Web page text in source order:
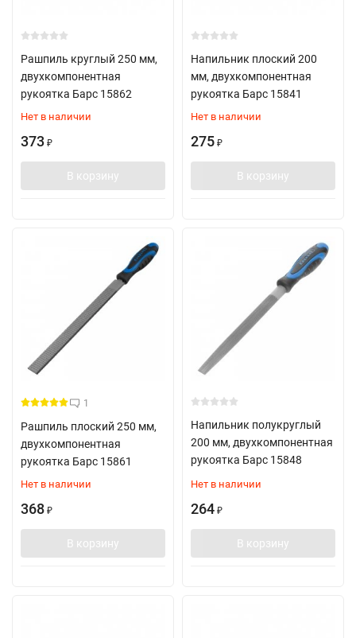
Рашпиль круглый 250 мм,
двухкомпонентная
рукоятка Барс 15862
Нет в наличии
373 ₽
В корзину
Напильник плоский 200
мм, двухкомпонентная
рукоятка Барс 15841
Нет в наличии
275 ₽
В корзину
1
Рашпиль плоский 250 мм,
двухкомпонентная
рукоятка Барс 15861
Нет в наличии
368 ₽
В корзину
Напильник полукруглый
200 мм, двухкомпонентная
рукоятка Барс 15848
Нет в наличии
264 ₽
В корзину